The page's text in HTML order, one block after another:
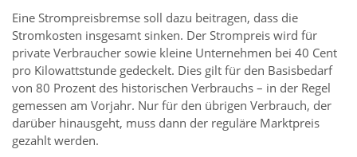
Eine Strompreisbremse soll dazu beitragen, dass die
Stromkosten insgesamt sinken. Der Strompreis wird für
private Verbraucher sowie kleine Unternehmen bei 40 Cent
pro Kilowattstunde gedeckelt. Dies gilt für den Basisbedarf
von 80 Prozent des historischen Verbrauchs – in der Regel
gemessen am Vorjahr. Nur für den übrigen Verbrauch, der
darüber hinausgeht, muss dann der reguläre Marktpreis
gezahlt werden.